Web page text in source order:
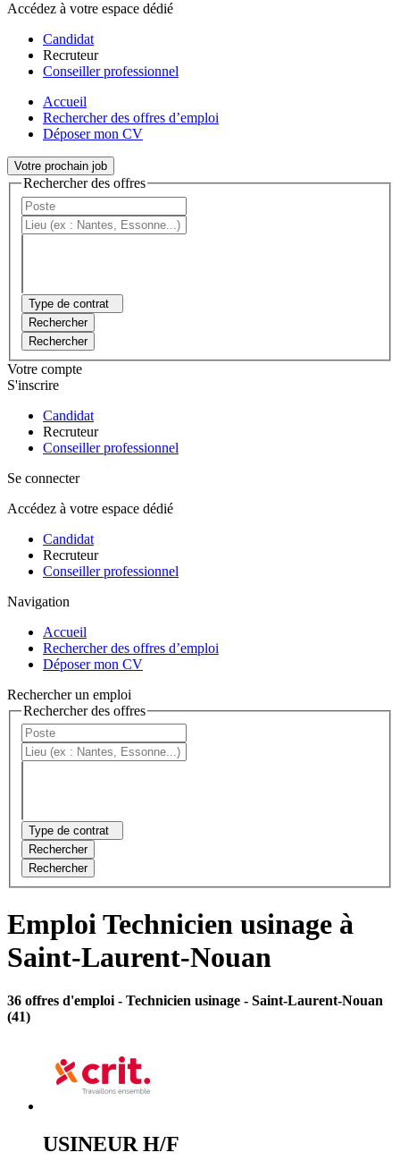
Accédez à votre espace dédié
Candidat
Recruteur
Conseiller professionnel
Accueil
Rechercher des offres d’emploi
Déposer mon CV
Votre prochain job
Rechercher des offres
Type de contrat
Rechercher
Rechercher
Votre compte
S'inscrire
Candidat
Recruteur
Conseiller professionnel
Se connecter
Accédez à votre espace dédié
Candidat
Recruteur
Conseiller professionnel
Navigation
Accueil
Rechercher des offres d’emploi
Déposer mon CV
Rechercher un emploi
Rechercher des offres
Type de contrat
Rechercher
Rechercher
Emploi Technicien usinage à
Saint-Laurent-Nouan
36 offres d'emploi - Technicien usinage - Saint-Laurent-Nouan
(41)
USINEUR H/F